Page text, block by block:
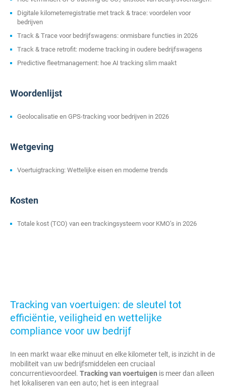
Digitale kilometerregistratie met track & trace: voordelen voor
bedrijven
Track & Trace voor bedrijfswagens: onmisbare functies in 2026
Track & trace retrofit: moderne tracking in oudere bedrijfswagens
Predictive fleetmanagement: hoe AI tracking slim maakt
Woordenlijst
Geolocalisatie en GPS-tracking voor bedrijven in 2026
Wetgeving
Voertuigtracking: Wettelijke eisen en moderne trends
Kosten
Totale kost (TCO) van een trackingsysteem voor KMO’s in 2026
Tracking van voertuigen: de sleutel tot
efficiëntie, veiligheid en wettelijke
compliance voor uw bedrijf
In een markt waar elke minuut en elke kilometer telt, is inzicht in de
mobiliteit van uw bedrijfsmiddelen een cruciaal
concurrentievoordeel. Tracking van voertuigen is meer dan alleen
het lokaliseren van een auto; het is een integraal